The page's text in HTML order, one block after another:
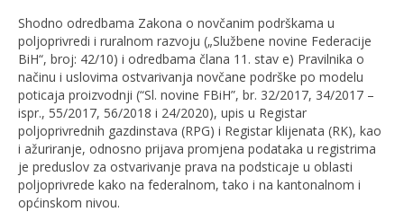
Shodno odredbama Zakona o novčanim podrškama u
poljoprivredi i ruralnom razvoju („Službene novine Federacije
BiH“, broj: 42/10) i odredbama člana 11. stav e) Pravilnika o
načinu i uslovima ostvarivanja novčane podrške po modelu
poticaja proizvodnji (“Sl. novine FBiH”, br. 32/2017, 34/2017 –
ispr., 55/2017, 56/2018 i 24/2020), upis u Registar
poljoprivrednih gazdinstava (RPG) i Registar klijenata (RK), kao
i ažuriranje, odnosno prijava promjena podataka u registrima
je preduslov za ostvarivanje prava na podsticaje u oblasti
poljoprivrede kako na federalnom, tako i na kantonalnom i
općinskom nivou.